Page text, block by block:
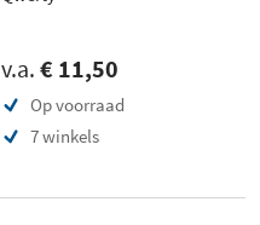
v.a. € 11,50
Op voorraad
7 winkels